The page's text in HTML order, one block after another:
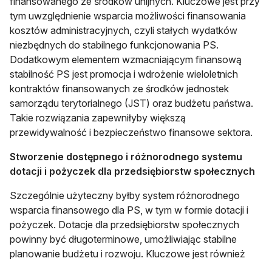
tym uwzględnienie wsparcia możliwości finansowania
kosztów administracyjnych, czyli stałych wydatków
niezbędnych do stabilnego funkcjonowania PS.
Dodatkowym elementem wzmacniającym finansową
stabilność PS jest promocja i wdrożenie wieloletnich
kontraktów finansowanych ze środków jednostek
samorządu terytorialnego (JST) oraz budżetu państwa.
Takie rozwiązania zapewniłyby większą
przewidywalność i bezpieczeństwo finansowe sektora.
Stworzenie dostępnego i różnorodnego systemu
dotacji i pożyczek dla przedsiębiorstw społecznych
Szczególnie użyteczny byłby system różnorodnego
wsparcia finansowego dla PS, w tym w formie dotacji i
pożyczek. Dotacje dla przedsiębiorstw społecznych
powinny być długoterminowe, umożliwiając stabilne
planowanie budżetu i rozwoju. Kluczowe jest również